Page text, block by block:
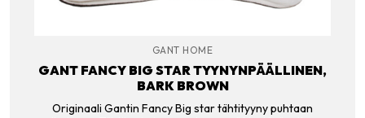
GANT HOME
GANT FANCY BIG STAR TYYNYNPÄÄLLINEN,
BARK BROWN
Originaali Gantin Fancy Big star tähtityyny puhtaan